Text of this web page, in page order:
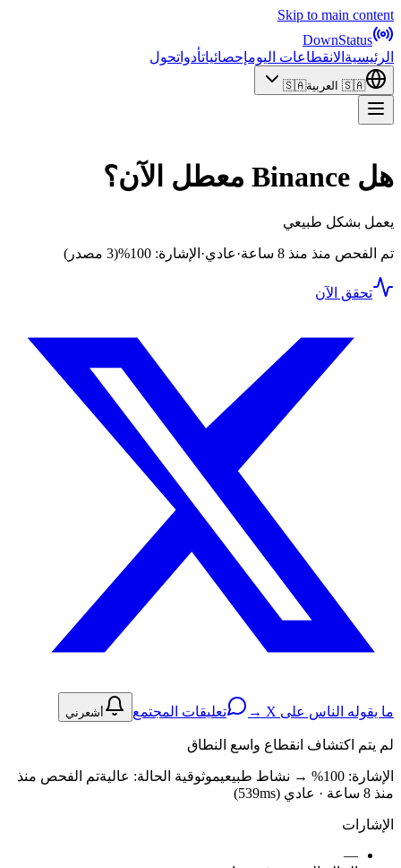
Skip to main content
DownStatus
الرئيسية الانقطاعات اليومإحصائياتأدواتحول
🇸🇦 العربية🇸🇦
هل Binance معطل الآن؟
يعمل بشكل طبيعي
تم الفحص منذ منذ 8 ساعة ·عادي· الإشارة: 100% (3 مصدر)
تحقق الآن
ما يقوله الناس على X → تعليقات المجتمع أشعرني
لم يتم اكتشاف انقطاع واسع النطاق
الإشارة: 100% → نشاط طبيعيموثوقية الحالة: عاليةتم الفحص منذ
منذ 8 ساعة · عادي (539ms)
الإشارات
—